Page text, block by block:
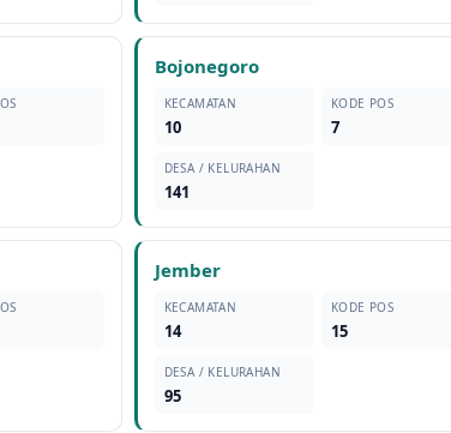
Bojonegoro
KECAMATAN
10
KODE POS
7
DESA / KELURAHAN
141
Jember
KECAMATAN
14
KODE POS
15
DESA / KELURAHAN
95